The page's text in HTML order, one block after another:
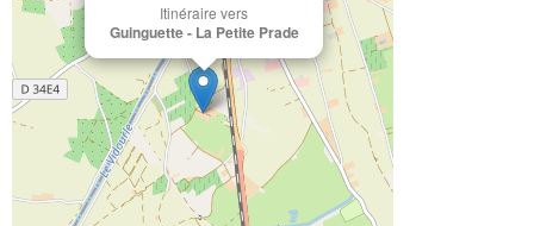
Itinéraire vers
Guinguette - La Petite Prade